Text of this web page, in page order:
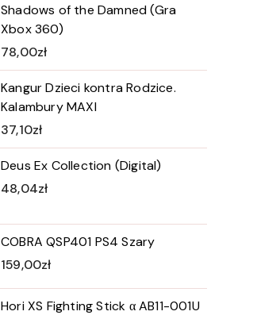
Shadows of the Damned (Gra
Xbox 360)
78,00zł
Kangur Dzieci kontra Rodzice.
Kalambury MAXI
37,10zł
Deus Ex Collection (Digital)
48,04zł
COBRA QSP401 PS4 Szary
159,00zł
Hori XS Fighting Stick α AB11-001U